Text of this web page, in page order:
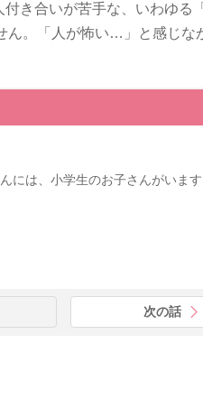
き合いが苦手な、いわゆる
ん。「人が怖い…」と感じな
には、小学生のお子さんがいま
次の話